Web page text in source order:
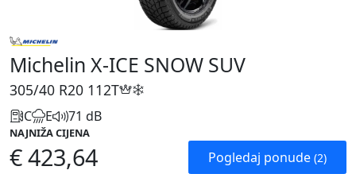
Michelin X-ICE SNOW SUV
305/40 R20 112T
C E 71 dB
NAJNIŽA CIJENA
€ 423,64 Pogledaj ponude (2)